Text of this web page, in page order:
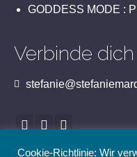
GODDESS MODE :
Verbinde
Cookie-Richtlinie: Wir